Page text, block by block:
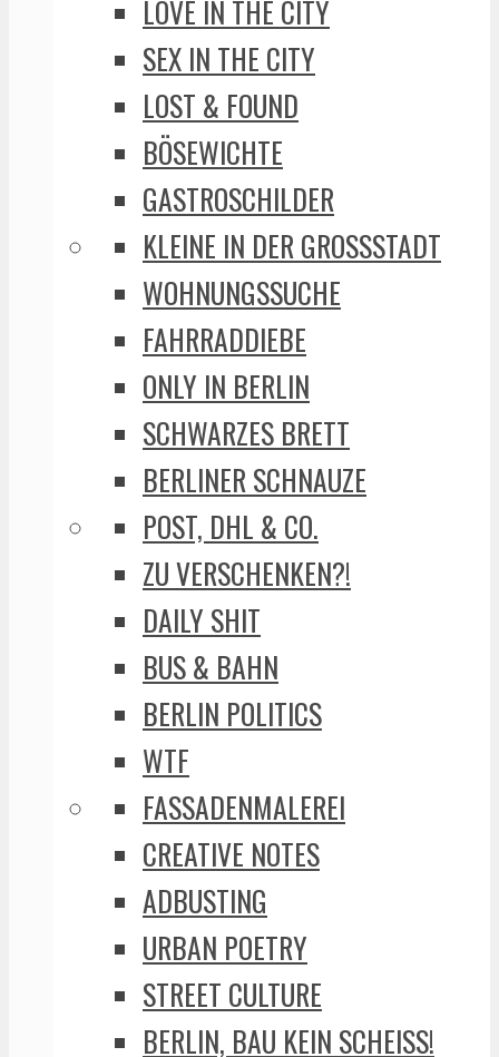
LOVE IN THE CITY
SEX IN THE CITY
LOST & FOUND
BÖSEWICHTE
GASTROSCHILDER
KLEINE IN DER GROSSSTADT
WOHNUNGSSUCHE
FAHRRADDIEBE
ONLY IN BERLIN
SCHWARZES BRETT
BERLINER SCHNAUZE
POST, DHL & CO.
ZU VERSCHENKEN?!
DAILY SHIT
BUS & BAHN
BERLIN POLITICS
WTF
FASSADENMALEREI
CREATIVE NOTES
ADBUSTING
URBAN POETRY
STREET CULTURE
BERLIN, BAU KEIN SCHEISS!